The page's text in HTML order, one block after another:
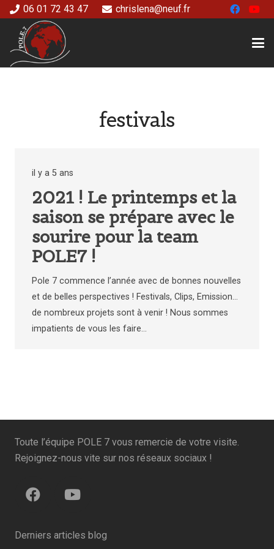
06 01 72 43 47 chrislena@neuf.fr
festivals
il y a 5 ans
2021 ! Le printemps et la
saison se prépare avec le
sourire pour la team
POLE7 !
Pole 7 commence l’année avec de bonnes nouvelles
et de belles perspectives ! Festivals, Clips, Emission…
de nombreux projets sont à venir ! Nous sommes
impatients de vous les faire…
Toute l’équipe POLE 7 vous remercie de votre visite.
Rejoignez-nous vite sur nos réseaux sociaux !
Derniers articles blog